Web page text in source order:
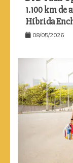
1.100 km
Híbrida
08/05/2026